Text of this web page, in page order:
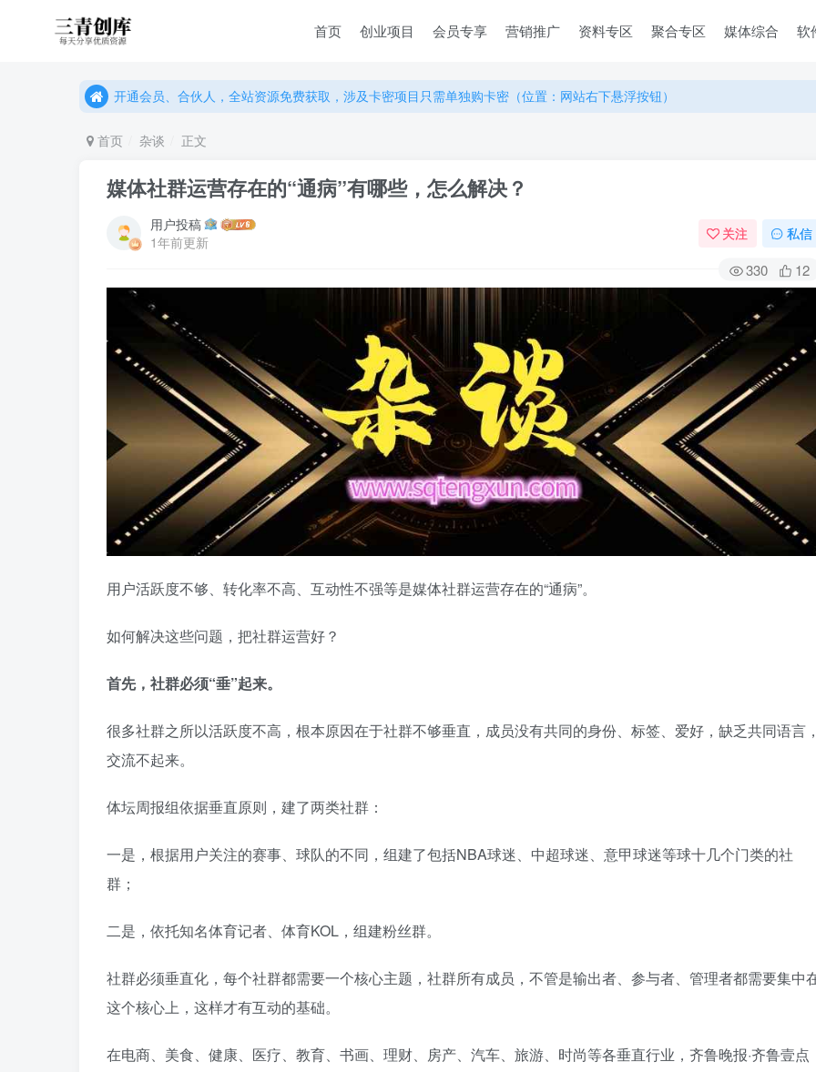
首页 创业项目 会员专享 营销推广 资料专区 聚合专区 媒体综合 软
开通会员、合伙人，全站资源免费获取，涉及卡密项目只需单独购卡密（位置：网站右下悬浮按钮）
开通会员、合伙人，全站资源免费获取，涉及卡密项目只需单独购卡密（位置：网站右下悬浮按钮）
首页 杂谈 正文
媒体社群运营存在的“通病”有哪些，怎么解决？
用户投稿
1年前更新
关注 私信
330 12
用户活跃度不够、转化率不高、互动性不强等是媒体社群运营存在的“通病”。
如何解决这些问题，把社群运营好？
首先，社群必须“垂”起来。
很多社群之所以活跃度不高，根本原因在于社群不够垂直，成员没有共同的身份、标签、爱好，缺乏共同语言，
交流不起来。
体坛周报组依据垂直原则，建了两类社群：
一是，根据用户关注的赛事、球队的不同，组建了包括NBA球迷、中超球迷、意甲球迷等球十几个门类的社
群；
二是，依托知名体育记者、体育KOL，组建粉丝群。
社群必须垂直化，每个社群都需要一个核心主题，社群所有成员，不管是输出者、参与者、管理者都需要集中
这个核心上，这样才有互动的基础。
在电商、美食、健康、医疗、教育、书画、理财、房产、汽车、旅游、时尚等各垂直行业，齐鲁晚报·齐鲁壹点